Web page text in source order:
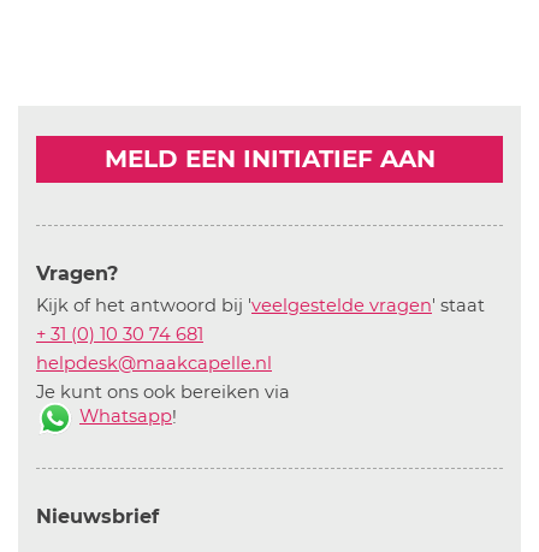
MELD EEN INITIATIEF AAN
Vragen?
Kijk of het antwoord bij 'veelgestelde vragen' staat
+ 31 (0) 10 30 74 681
helpdesk@maakcapelle.nl
Je kunt ons ook bereiken via
Whatsapp!
Nieuwsbrief